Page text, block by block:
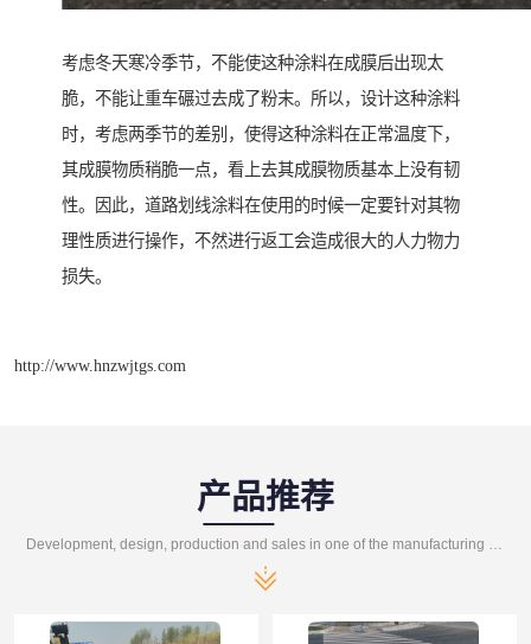
考虑冬天寒冷季节，不能使这种涂料在成膜后出现太
脆，不能让重车碾过去成了粉末。所以，设计这种涂料
时，考虑两季节的差别，使得这种涂料在正常温度下，
其成膜物质稍脆一点，看上去其成膜物质基本上没有韧
性。因此，道路划线涂料在使用的时候一定要针对其物
理性质进行操作，不然进行返工会造成很大的人力物力
损失。
http://www.hnzwjtgs.com
产品推荐